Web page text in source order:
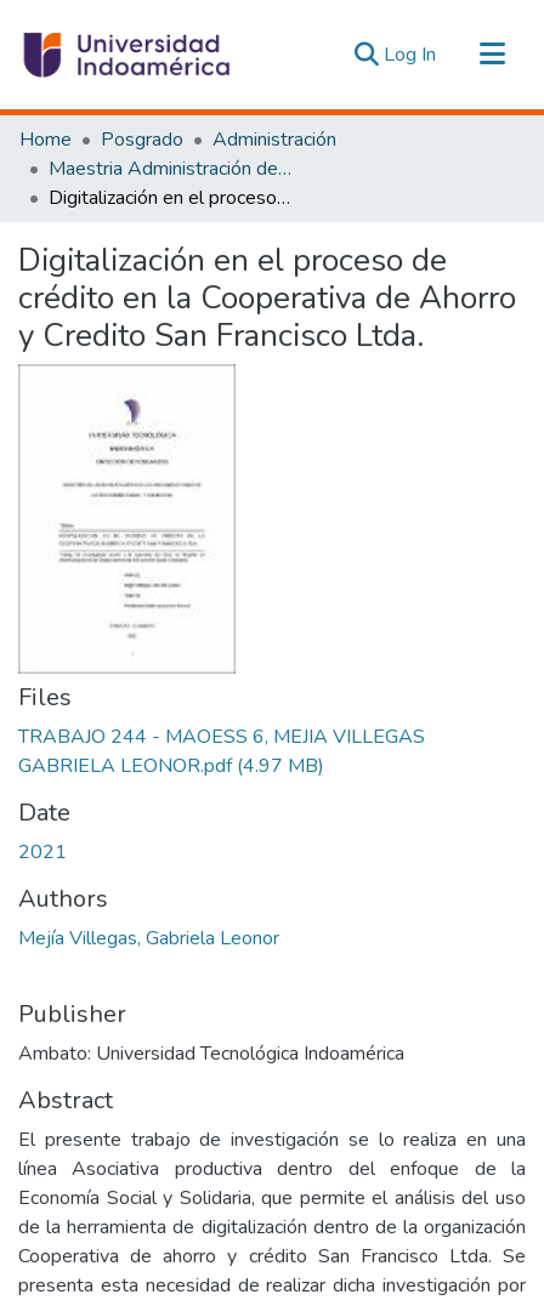
Log In (current)
Communities & Collections
All of DSpace
Statistics
Estadísticas Externas
Home Posgrado
Administración
Maestria Administración de las Organizaciones de la Economía Social y Solidaria
Digitalización en el proceso de crédito en la Cooperativa de Ahorro y Credito San Francisco Ltda.
Digitalización en el proceso de
crédito en la Cooperativa de Ahorro
y Credito San Francisco Ltda.
Files
TRABAJO 244 - MAOESS 6, MEJIA VILLEGAS
GABRIELA LEONOR.pdf(4.97 MB)
Date
2021
Authors
Mejía Villegas, Gabriela Leonor
Publisher
Ambato: Universidad Tecnológica Indoamérica
Abstract
El presente trabajo de investigación se lo realiza en una
línea Asociativa productiva dentro del enfoque de la
Economía Social y Solidaria, que permite el análisis del uso
de la herramienta de digitalización dentro de la organización
Cooperativa de ahorro y crédito San Francisco Ltda. Se
presenta esta necesidad de realizar dicha investigación por